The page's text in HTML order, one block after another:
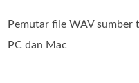
Pemutar file WAV
PC dan Mac